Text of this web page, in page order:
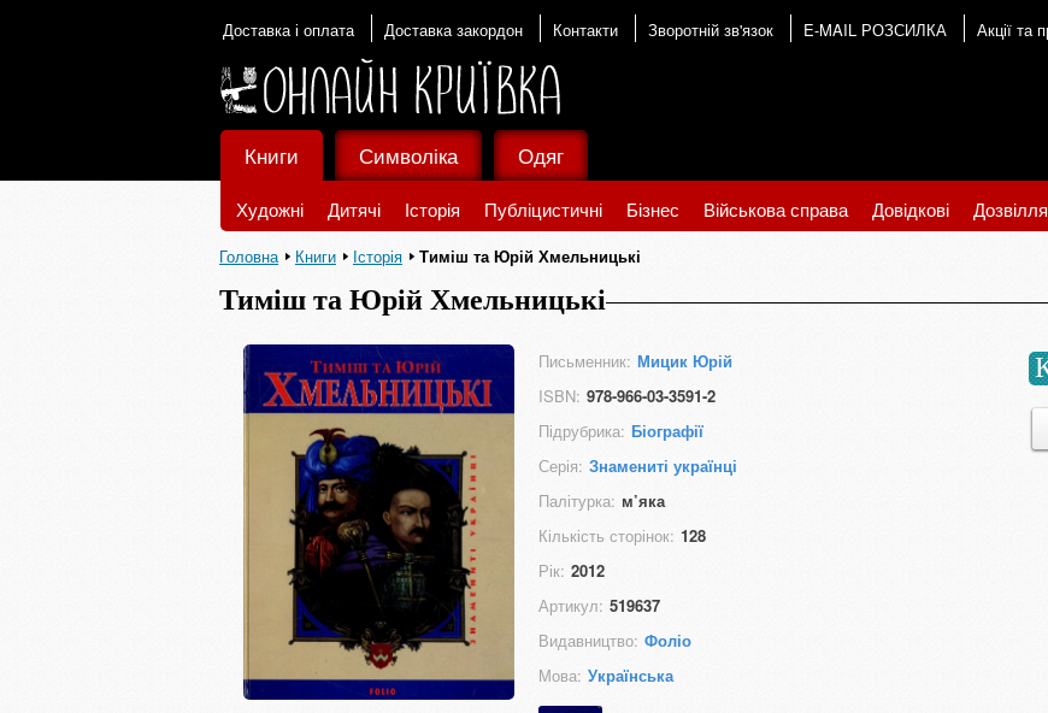
Доставка і оплата Доставка закордон Контакти Зворотній зв'язок E-MAIL РОЗСИЛКА Акції та
Книги
Художні Дитячі Історія Публіцистичні Бізнес Військова справа Довідкові Дозвілля
Символіка Одяг
Головна Книги Історія Тиміш та Юрій Хмельницькі
Тиміш та Юрій Хмельницькі
Письменник: Мицик Юрій
ISBN: 978-966-03-3591-2
Підрубрика: Біографії
Серія: Знамениті українці
Палітурка: м’яка
Кількість сторінок: 128
Рік: 2012
Артикул: 519637
Видавництво: Фоліо
Мова: Українська